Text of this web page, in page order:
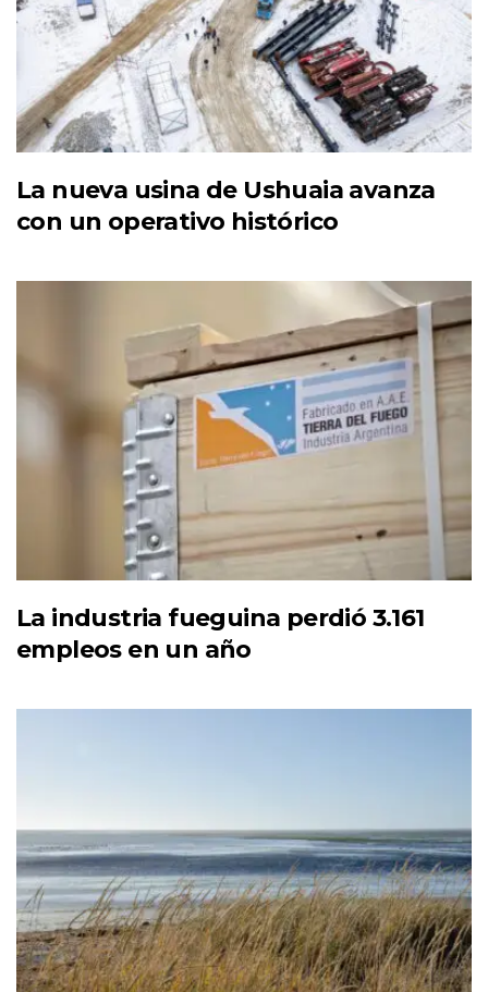
La nueva usina de Ushuaia avanza
con un operativo histórico
La industria fueguina perdió 3.161
empleos en un año